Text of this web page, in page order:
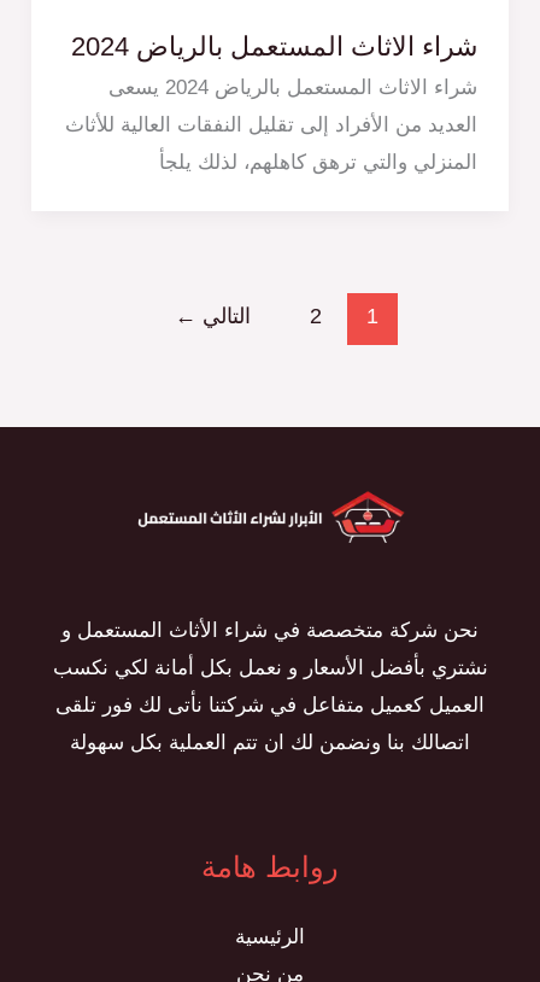
شراء الاثاث المستعمل بالرياض 2024
شراء الاثاث المستعمل بالرياض 2024 يسعى
العديد من الأفراد إلى تقليل النفقات العالية للأثاث
المنزلي والتي ترهق كاهلهم، لذلك يلجأ
1
2 التالي ←
نحن شركة متخصصة في شراء الأثاث المستعمل و
نشتري بأفضل الأسعار و نعمل بكل أمانة لكي نكسب
العميل كعميل متفاعل في شركتنا نأتى لك فور تلقى
اتصالك بنا ونضمن لك ان تتم العملية بكل سهولة
روابط هامة
الرئيسية
من نحن